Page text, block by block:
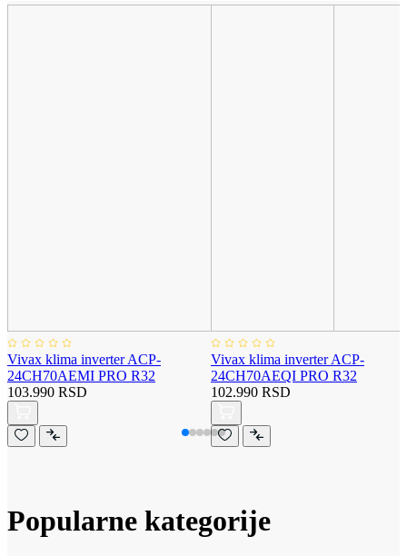
Vivax klima inverter ACP-
24CH70AEMI PRO R32
103.990 RSD
Vivax klima inverter ACP-
24CH70AEQI PRO R32
102.990 RSD
Popularne kategorije